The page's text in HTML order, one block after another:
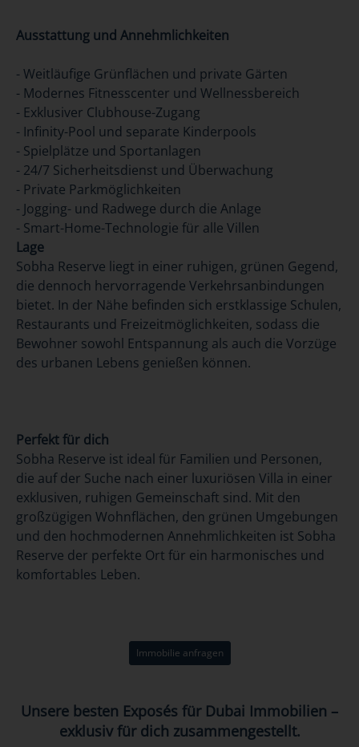
Ausstattung und Annehmlichkeiten
- Weitläufige Grünflächen und private Gärten
- Modernes Fitnesscenter und Wellnessbereich
- Exklusiver Clubhouse-Zugang
- Infinity-Pool und separate Kinderpools
- Spielplätze und Sportanlagen
- 24/7 Sicherheitsdienst und Überwachung
- Private Parkmöglichkeiten
- Jogging- und Radwege durch die Anlage
- Smart-Home-Technologie für alle Villen
Lage
Sobha Reserve liegt in einer ruhigen, grünen Gegend,
die dennoch hervorragende Verkehrsanbindungen
bietet. In der Nähe befinden sich erstklassige Schulen,
Restaurants und Freizeitmöglichkeiten, sodass die
Bewohner sowohl Entspannung als auch die Vorzüge
des urbanen Lebens genießen können.
Perfekt für dich
Sobha Reserve ist ideal für Familien und Personen,
die auf der Suche nach einer luxuriösen Villa in einer
exklusiven, ruhigen Gemeinschaft sind. Mit den
großzügigen Wohnflächen, den grünen Umgebungen
und den hochmodernen Annehmlichkeiten ist Sobha
Reserve der perfekte Ort für ein harmonisches und
komfortables Leben.
Immobilie anfragen
Unsere besten Exposés für Dubai Immobilien –
exklusiv für dich zusammengestellt.